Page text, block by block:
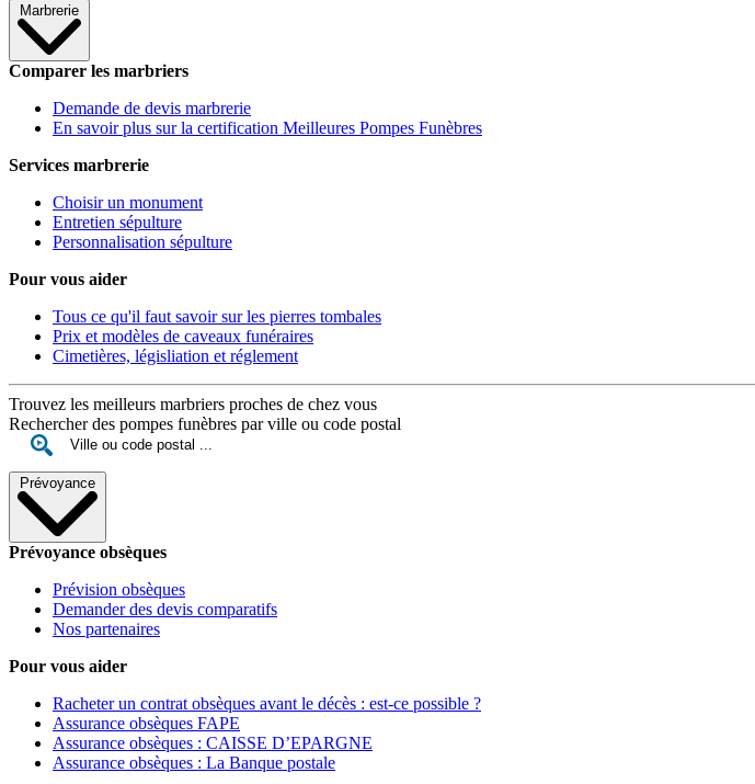
Marbrerie
Comparer les marbriers
Demande de devis marbrerie
En savoir plus sur la certification Meilleures Pompes Funèbres
Services marbrerie
Choisir un monument
Entretien sépulture
Personnalisation sépulture
Pour vous aider
Tous ce qu'il faut savoir sur les pierres tombales
Prix et modèles de caveaux funéraires
Cimetières, législiation et réglement
Trouvez les meilleurs marbriers proches de chez vous
Rechercher des pompes funèbres par ville ou code postal
Prévoyance
Prévoyance obsèques
Prévision obsèques
Demander des devis comparatifs
Nos partenaires
Pour vous aider
Racheter un contrat obsèques avant le décès : est-ce possible ?
Assurance obsèques FAPE
Assurance obsèques : CAISSE D’EPARGNE
Assurance obsèques : La Banque postale